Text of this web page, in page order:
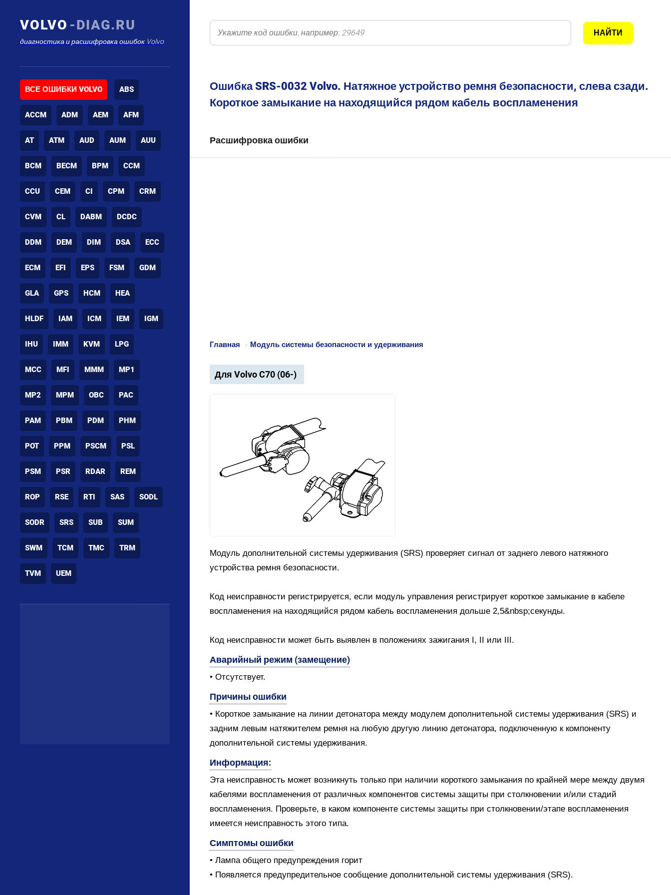
VOLVO -DIAG.RU
диагностика и расшифровка ошибок Volvo
ВСЕ ОШИБКИ VOLVO ABS
ACCM ADM AEM AFM
AT ATM AUD AUM AUU
BCM BECM BPM CCM
CCU CEM CI CPM CRM
CVM CL DABM DCDC
DDM DEM DIM DSA ECC
ECM EFI EPS FSM GDM
GLA GPS HCM HEA
HLDF IAM ICM IEM IGM
IHU IMM KVM LPG
MCC MFI MMM MP1
MP2 MPM OBC PAC
PAM PBM PDM PHM
POT PPM PSCM PSL
PSM PSR RDAR REM
ROP RSE RTI SAS SODL
SODR SRS SUB SUM
SWM TCM TMC TRM
TVM UEM
Ошибка SRS-0032 Volvo. Натяжное устройство ремня безопасности, слева сзади.
Короткое замыкание на находящийся рядом кабель воспламенения
Расшифровка ошибки
Главная › Модуль системы безопасности и удерживания
Для Volvo C70 (06-)
Модуль дополнительной системы удерживания (SRS) проверяет сигнал от заднего левого натяжного
устройства ремня безопасности.
Код неисправности регистрируется, если модуль управления регистрирует короткое замыкание в кабеле
воспламенения на находящийся рядом кабель воспламенения дольше 2,5&nbsp;секунды.
Код неисправности может быть выявлен в положениях зажигания I, II или III.
Аварийный режим (замещение)
• Отсутствует.
Причины ошибки
• Короткое замыкание на линии детонатора между модулем дополнительной системы удерживания (SRS) и
задним левым натяжителем ремня на любую другую линию детонатора, подключенную к компоненту
дополнительной системы удерживания.
Информация:
Эта неисправность может возникнуть только при наличии короткого замыкания по крайней мере между двумя
кабелями воспламенения от различных компонентов системы защиты при столкновении и/или стадий
воспламенения. Проверьте, в каком компоненте системы защиты при столкновении/этапе воспламенения
имеется неисправность этого типа.
Симптомы ошибки
• Лампа общего предупреждения горит
• Появляется предупредительное сообщение дополнительной системы удерживания (SRS).